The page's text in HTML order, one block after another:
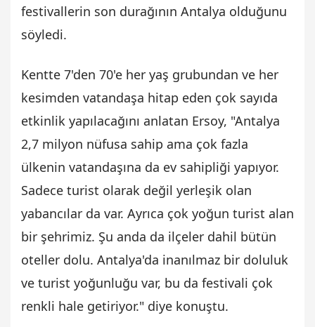
festivallerin son durağının Antalya olduğunu
söyledi.
Kentte 7'den 70'e her yaş grubundan ve her
kesimden vatandaşa hitap eden çok sayıda
etkinlik yapılacağını anlatan Ersoy, "Antalya
2,7 milyon nüfusa sahip ama çok fazla
ülkenin vatandaşına da ev sahipliği yapıyor.
Sadece turist olarak değil yerleşik olan
yabancılar da var. Ayrıca çok yoğun turist alan
bir şehrimiz. Şu anda da ilçeler dahil bütün
oteller dolu. Antalya'da inanılmaz bir doluluk
ve turist yoğunluğu var, bu da festivali çok
renkli hale getiriyor." diye konuştu.